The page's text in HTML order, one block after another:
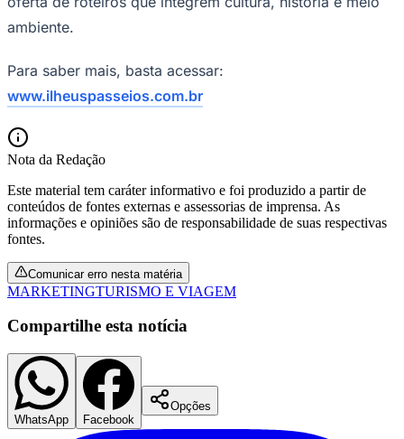
ambiente.
Para saber mais, basta acessar:
www.ilheuspasseios.com.br
Nota da Redação
Este material tem caráter informativo e foi produzido a partir de
conteúdos de fontes externas e assessorias de imprensa. As
informações e opiniões são de responsabilidade de suas respectivas
fontes.
Comunicar erro nesta matéria
MARKETINGTURISMO E VIAGEM
Compartilhe esta notícia
WhatsApp Facebook
Opções